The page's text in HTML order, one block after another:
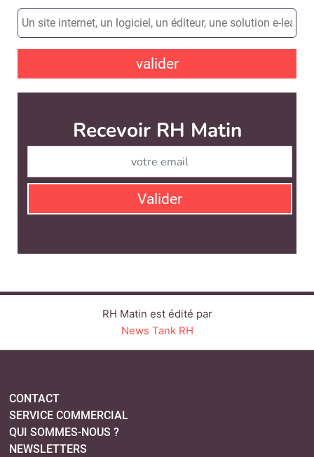
valider
Recevoir RH Matin
Valider
RH Matin est édité par
News Tank RH
CONTACT
SERVICE COMMERCIAL
QUI SOMMES-NOUS ?
NEWSLETTERS